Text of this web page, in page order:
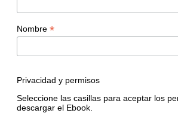
Nombre *
Privacidad y permisos
Seleccione las casillas para aceptar los
descargar el Ebook.